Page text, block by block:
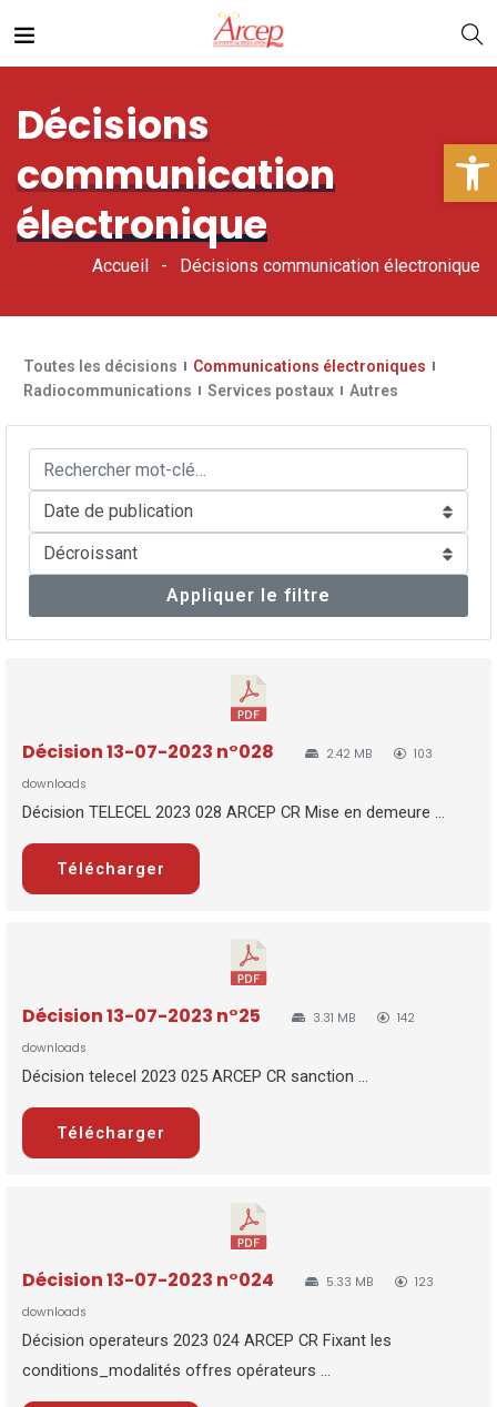
Décisions
communication
électronique
Accueil Décisions communication électronique
Toutes les décisions
Communications électroniques
Radiocommunications
Services postaux Autres
Appliquer le filtre
Décision 13-07-2023 n°028 2.42 MB
103
downloads
Décision TELECEL 2023 028 ARCEP CR Mise en demeure ...
Télécharger
Décision 13-07-2023 n°25 3.31 MB
142
downloads
Décision telecel 2023 025 ARCEP CR sanction ...
Télécharger
Décision 13-07-2023 n°024 5.33 MB
123
downloads
Décision operateurs 2023 024 ARCEP CR Fixant les
conditions_modalités offres opérateurs ...